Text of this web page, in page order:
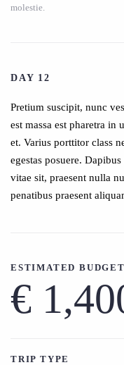
molestie.
DAY 12
Pretium suscipit, nunc
est massa est pharetra
et. Varius porttitor class
egestas posuere.
vitae sit, praesent nulla
penatibus praesent
ESTIMATED BUDGET
€
TRIP TYPE